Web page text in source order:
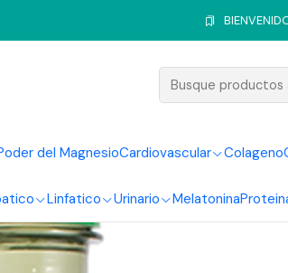
del MagnesioCardiovascular Colageno
Linfatico Urinario Melatonina
Sistema Circulatorio